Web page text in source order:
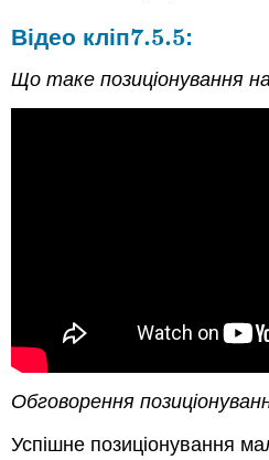
Відео кліп7.5.5
7.5.5:
Що таке позиціонування
Обговорення
Успішне позиціонування